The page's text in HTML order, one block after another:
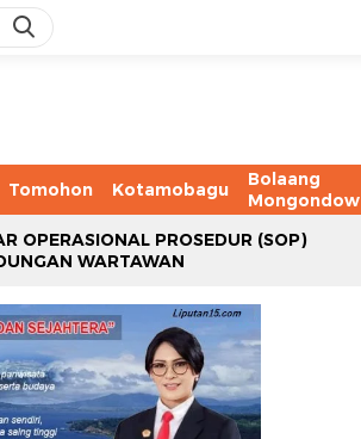
Tomohon Kotamobagu
Bolaang
Mongondow
OPERASIONAL PROSEDUR (SOP)
WARTAWAN